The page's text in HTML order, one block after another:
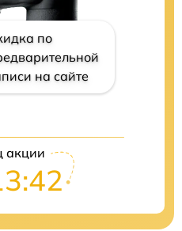
по
на сайте
акции